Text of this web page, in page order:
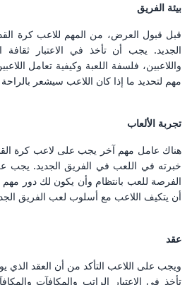
بيئة الفريق
قبل قبول العرض، من المهم للاعب كرة
الجديد. يجب أن تأخذ في الاعتبار ثقافة
واللاعبين، فلسفة اللعبة وكيفية تعامل
مهم لتحديد ما إذا كان اللاعب سيشعر
تجربة الألعاب
هناك عامل مهم آخر يجب على لاعب كرة
خبرته في اللعب في الفريق الجديد. يجب
الفرصة للعب بانتظام وأن يكون لك دور
أن يتكيف اللاعب مع أسلوب لعب الفريق
عقد
ويجب على اللاعب التأكد من أن العقد الذي
تأخذ في الاعتبار الراتب والمكافآت